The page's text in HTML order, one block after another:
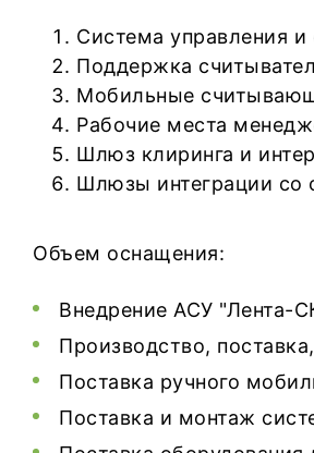
Система управления и
Поддержка
Мобильные
Рабочие места
Шлюз клиринга и
Шлюзы интеграции со
Объем оснащения:
Внедрение АСУ "Лента-
Производство,
Поставка ручного
Поставка и монтаж